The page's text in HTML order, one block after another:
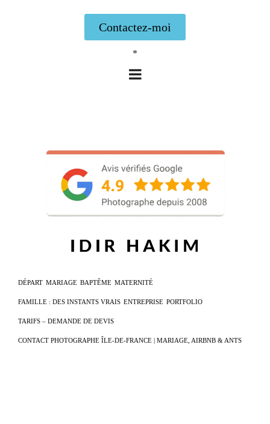
Contactez-moi
*
DÉPART MARIAGE BAPTÊME MATERNITÉ
FAMILLE : DES INSTANTS VRAIS ENTREPRISE PORTFOLIO
TARIFS – DEMANDE DE DEVIS
CONTACT PHOTOGRAPHE ÎLE-DE-FRANCE | MARIAGE, AIRBNB & ANTS